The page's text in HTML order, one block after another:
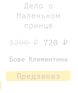
Дело о
Маленьком
принце
1200 ₽ 720 ₽
Бове Клементина
Предзаказ